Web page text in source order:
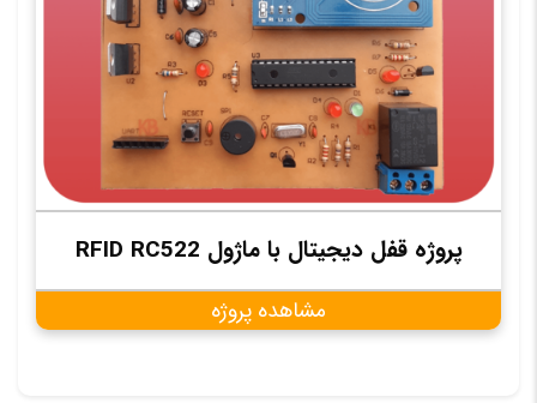
پروژه قفل دیجیتال با ماژول RFID RC522
مشاهده پروژه